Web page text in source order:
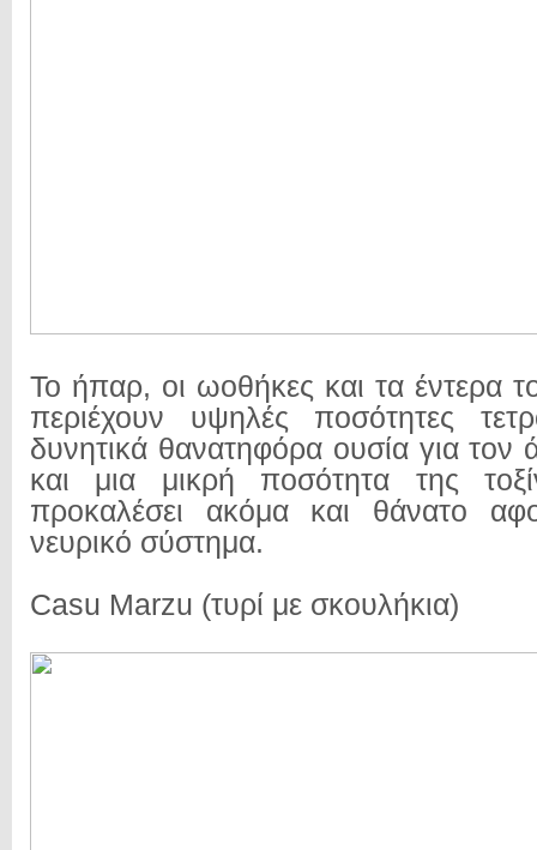
Το ήπαρ, οι ωοθήκες και τα έντερα
περιέχουν υψηλές ποσότητες
δυνητικά θανατηφόρα ουσία για
και μια μικρή ποσότητα της
προκαλέσει ακόμα και θάνατο
νευρικό σύστημα.
Casu Marzu (τυρί με σκουλήκια)